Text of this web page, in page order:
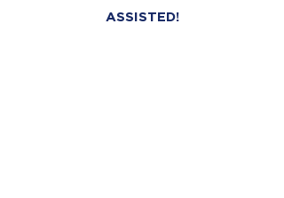
ASSISTED!